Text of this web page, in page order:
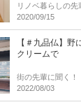
リノベ暮らしの先
2020/09/15
【＃九品仏】
クリームで
街の先輩に聞く！
2022/08/03